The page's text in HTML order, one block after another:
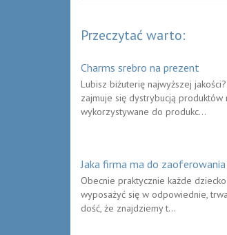
Przeczytać warto:
Charms srebro na prezent
Lubisz biżuterię najwyższej
zajmuje się dystrybucją
wykorzystywane do produkc...
Jaka firma ma do
Obecnie praktycznie każde
wyposażyć się w odpowiednie,
dość, że znajdziemy t...